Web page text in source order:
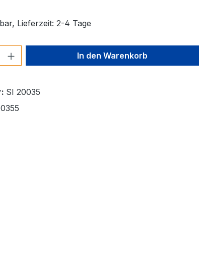
Lieferzeit: 2-4 Tage
Gib den gewünschten Wert
In den Warenkorb
SI 20035